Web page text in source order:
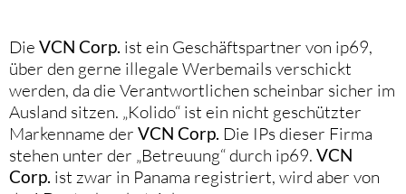
Die VCN Corp. ist ein Geschäftspartner von ip69,
über den gerne illegale Werbemails verschickt
werden, da die Verantwortlichen scheinbar sicher im
Ausland sitzen. „Kolido“ ist ein nicht geschützter
Markenname der VCN Corp. Die IPs dieser Firma
stehen unter der „Betreuung“ durch ip69. VCN
Corp. ist zwar in Panama registriert, wird aber von